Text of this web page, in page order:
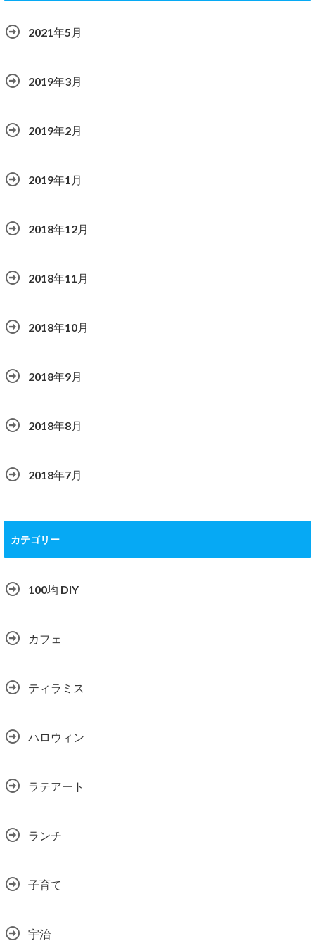
2021年5月
2019年3月
2019年2月
2019年1月
2018年12月
2018年11月
2018年10月
2018年9月
2018年8月
2018年7月
カテゴリー
100均 DIY
カフェ
ティラミス
ハロウィン
ラテアート
ランチ
子育て
宇治